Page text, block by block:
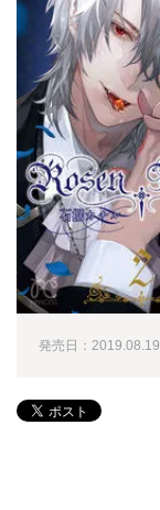
発売日：2019.08.19